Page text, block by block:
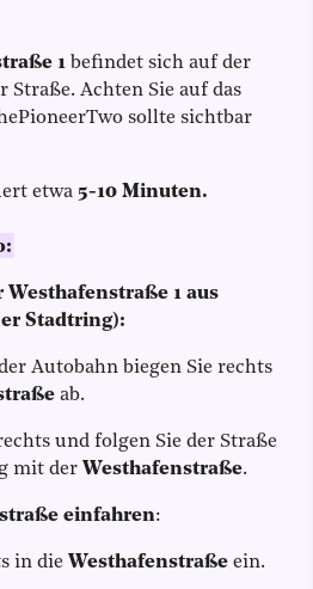
1 befindet sich auf der
Straße. Achten Sie auf das
sollte sichtbar
etwa 5-10 Minuten.
Westhafenstraße 1 aus
Stadtring):
Autobahn biegen Sie rechts
ab.
und folgen Sie der Straße
mit der Westhafenstraße.
einfahren:
in die Westhafenstraße ein.